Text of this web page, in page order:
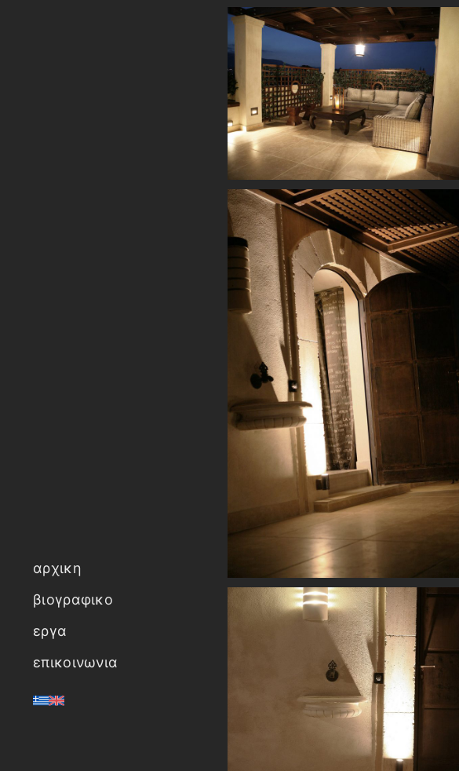
αρχικη
βιογραφικο
εργα
επικοινωνια